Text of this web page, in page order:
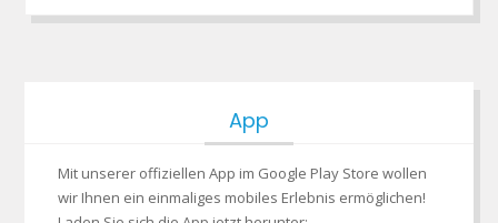
App
Mit unserer offiziellen App im Google Play Store wollen
wir Ihnen ein einmaliges mobiles Erlebnis ermöglichen!